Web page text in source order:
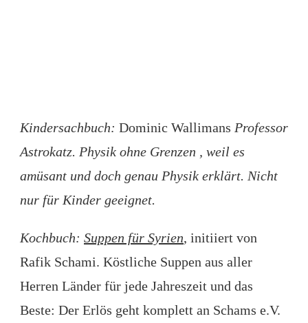
Kindersachbuch: Dominic Wallimans Professor
Astrokatz. Physik ohne Grenzen , weil es
amüsant und doch genau Physik erklärt. Nicht
nur für Kinder geeignet.
Kochbuch: Suppen für Syrien, initiiert von
Rafik Schami. Köstliche Suppen aus aller
Herren Länder für jede Jahreszeit und das
Beste: Der Erlös geht komplett an Schams e.V.